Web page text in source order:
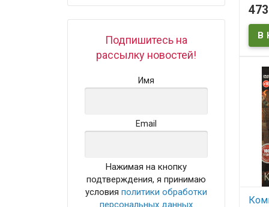
Подпишитесь на
рассылку новостей!
Имя
Email
Нажимая на кнопку
подтверждения, я принимаю
условияполитики обработки
персональных данных
473